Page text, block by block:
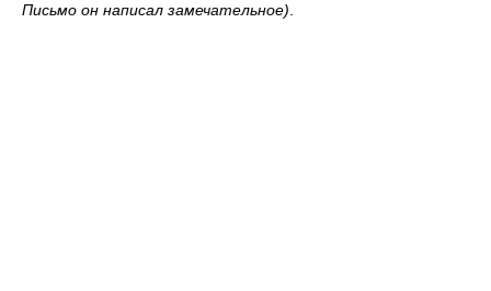
Письмо он написал замечательное)